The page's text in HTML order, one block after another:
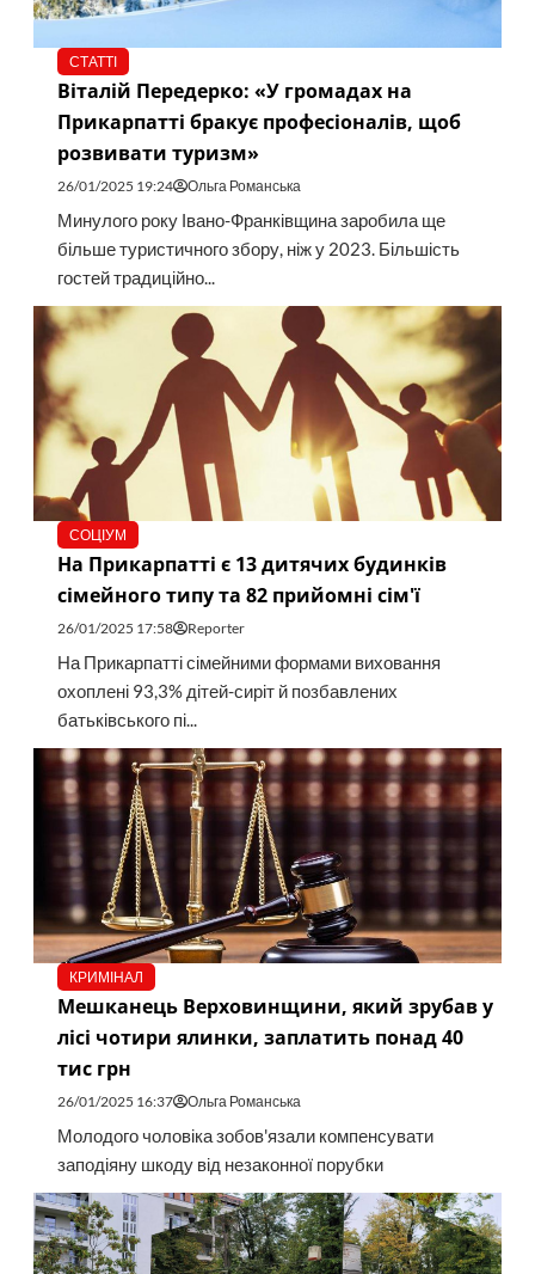
СТАТТІ
Віталій Передерко: «У громадах на
Прикарпатті бракує професіоналів, щоб
розвивати туризм»
26/01/2025 19:24 Ольга Романська
Минулого року Івано-Франківщина заробила ще
більше туристичного збору, ніж у 2023. Більшість
гостей традиційно...
СОЦІУМ
На Прикарпатті є 13 дитячих будинків
сімейного типу та 82 прийомні сім'ї
26/01/2025 17:58 Reporter
На Прикарпатті сімейними формами виховання
охоплені 93,3% дітей-сиріт й позбавлених
батьківського пі...
КРИМІНАЛ
Мешканець Верховинщини, який зрубав у
лісі чотири ялинки, заплатить понад 40
тис грн
26/01/2025 16:37 Ольга Романська
Молодого чоловіка зобов'язали компенсувати
заподіяну шкоду від незаконної порубки